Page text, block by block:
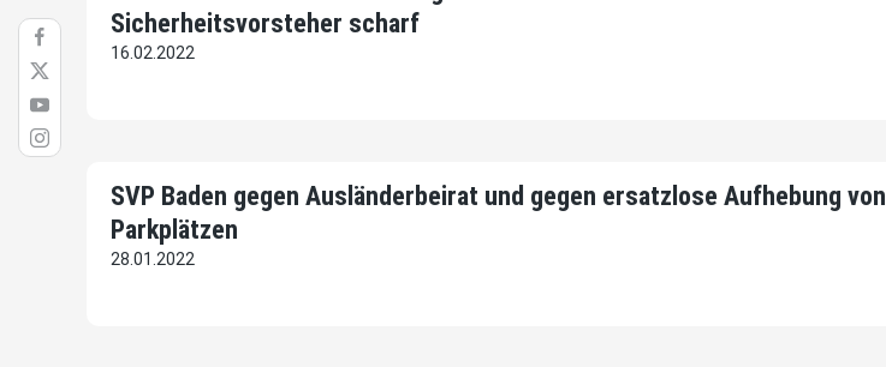
Sicherheitsvorsteher scharf
16.02.2022
SVP Baden gegen Ausländerbeirat und gegen ersatzlose Aufhebung von
Parkplätzen
28.01.2022